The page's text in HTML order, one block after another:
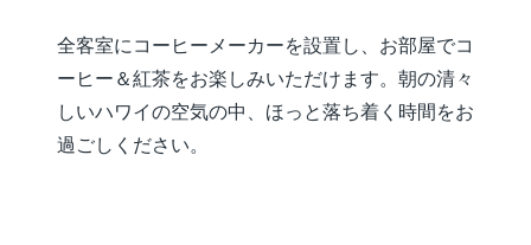
全客室にコーヒーメーカーを設置し、お部屋でコ
ーヒー＆紅茶をお楽しみいただけます。朝の清々
しいハワイの空気の中、ほっと落ち着く時間をお
過ごしください。